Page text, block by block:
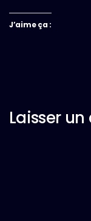
J’aime ça :
Laisser